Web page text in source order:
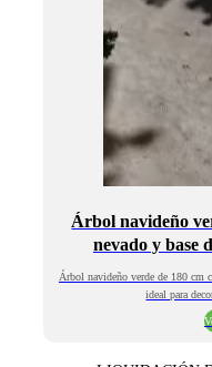
Árbol navideño
nevado y base
Árbol navideño verde de 180 cm
ideal para